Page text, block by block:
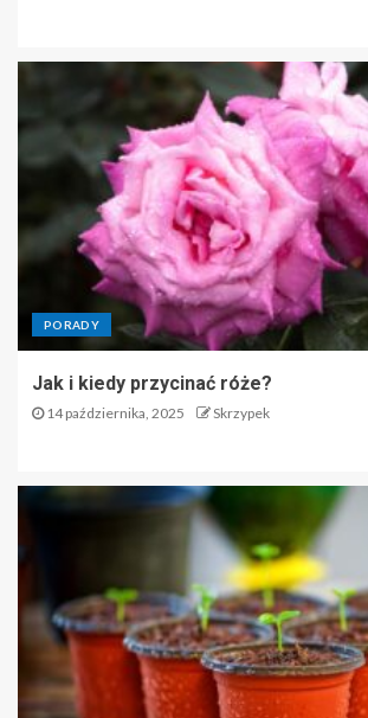
PORADY
Jak i kiedy przycinać róże?
14 października, 2025 Skrzypek